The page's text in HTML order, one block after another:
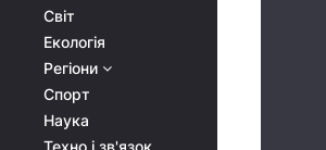
Світ
Екологія
Регіони
Спорт
Наука
Техно і зв'язок